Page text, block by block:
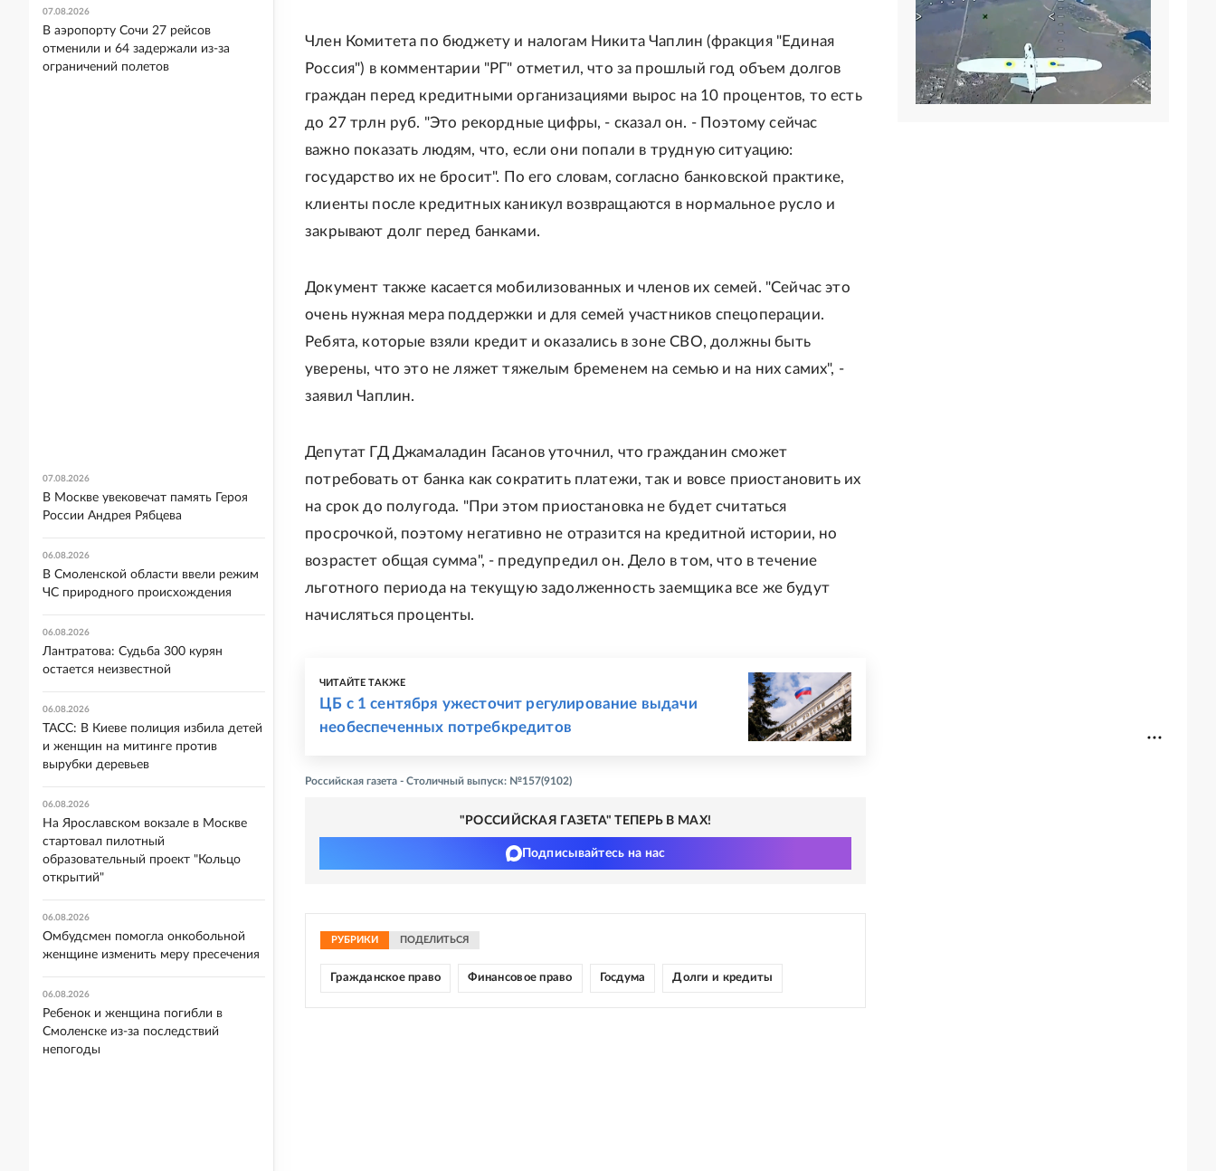
Член Комитета по бюджету и налогам Никита Чаплин (фракция "Единая
Россия") в комментарии "РГ" отметил, что за прошлый год объем долгов
граждан перед кредитными организациями вырос на 10 процентов, то есть
до 27 трлн руб. "Это рекордные цифры, - сказал он. - Поэтому сейчас
важно показать людям, что, если они попали в трудную ситуацию:
государство их не бросит". По его словам, согласно банковской практике,
клиенты после кредитных каникул возвращаются в нормальное русло и
закрывают долг перед банками.
Документ также касается мобилизованных и членов их семей. "Сейчас это
очень нужная мера поддержки и для семей участников спецоперации.
Ребята, которые взяли кредит и оказались в зоне СВО, должны быть
уверены, что это не ляжет тяжелым бременем на семью и на них самих", -
заявил Чаплин.
Депутат ГД Джамаладин Гасанов уточнил, что гражданин сможет
потребовать от банка как сократить платежи, так и вовсе приостановить их
на срок до полугода. "При этом приостановка не будет считаться
просрочкой, поэтому негативно не отразится на кредитной истории, но
возрастет общая сумма", - предупредил он. Дело в том, что в течение
льготного периода на текущую задолженность заемщика все же будут
начисляться проценты.
ЧИТАЙТЕ ТАКЖЕ
ЦБ с 1 сентября ужесточит регулирование выдачи
необеспеченных потребкредитов
Российская газета - Столичный выпуск: №157(9102)
"РОССИЙСКАЯ ГАЗЕТА" ТЕПЕРЬ В MAX!
Подписывайтесь на нас
РУБРИКИ ПОДЕЛИТЬСЯ
Гражданское право Финансовое право Госдума Долги и кредиты
07.08.2026
В аэропорту Сочи 27 рейсов
отменили и 64 задержали из-за
ограничений полетов
07.08.2026
В Москве увековечат память Героя
России Андрея Рябцева
06.08.2026
В Смоленской области ввели режим
ЧС природного происхождения
06.08.2026
Лантратова: Судьба 300 курян
остается неизвестной
06.08.2026
ТАСС: В Киеве полиция избила детей
и женщин на митинге против
вырубки деревьев
06.08.2026
На Ярославском вокзале в Москве
стартовал пилотный
образовательный проект "Кольцо
открытий"
06.08.2026
Омбудсмен помогла онкобольной
женщине изменить меру пресечения
06.08.2026
Ребенок и женщина погибли в
Смоленске из-за последствий
непогоды